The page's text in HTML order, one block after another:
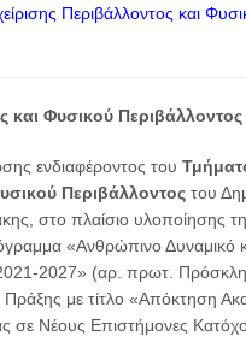
Περιβάλλοντος και
και Φυσικού Περιβάλλοντος
ενδιαφέροντος του
Περιβάλλοντος του
στο πλαίσιο υλοποίησης
«Ανθρώπινο Δυναμικό
2027» (αρ. πρωτ.
με τίτλο «Απόκτηση
σε Νέους Επιστήμονες